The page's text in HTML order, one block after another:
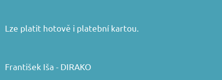
Lze platit hotově i platební kartou.
František Iša - DIRAKO